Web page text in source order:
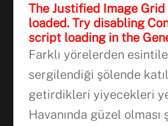
The Justified Image Grid
loaded. Try disabling
script loading in the
Farklı yörelerden
sergilendiği şölende
getirdikleri yiyecekleri
Havanında güzel olması